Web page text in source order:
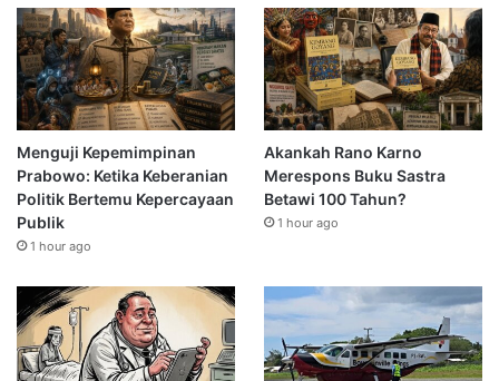
Menguji Kepemimpinan
Prabowo: Ketika Keberanian
Politik Bertemu Kepercayaan
Publik
1 hour ago
Akankah Rano Karno
Merespons Buku Sastra
Betawi 100 Tahun?
1 hour ago